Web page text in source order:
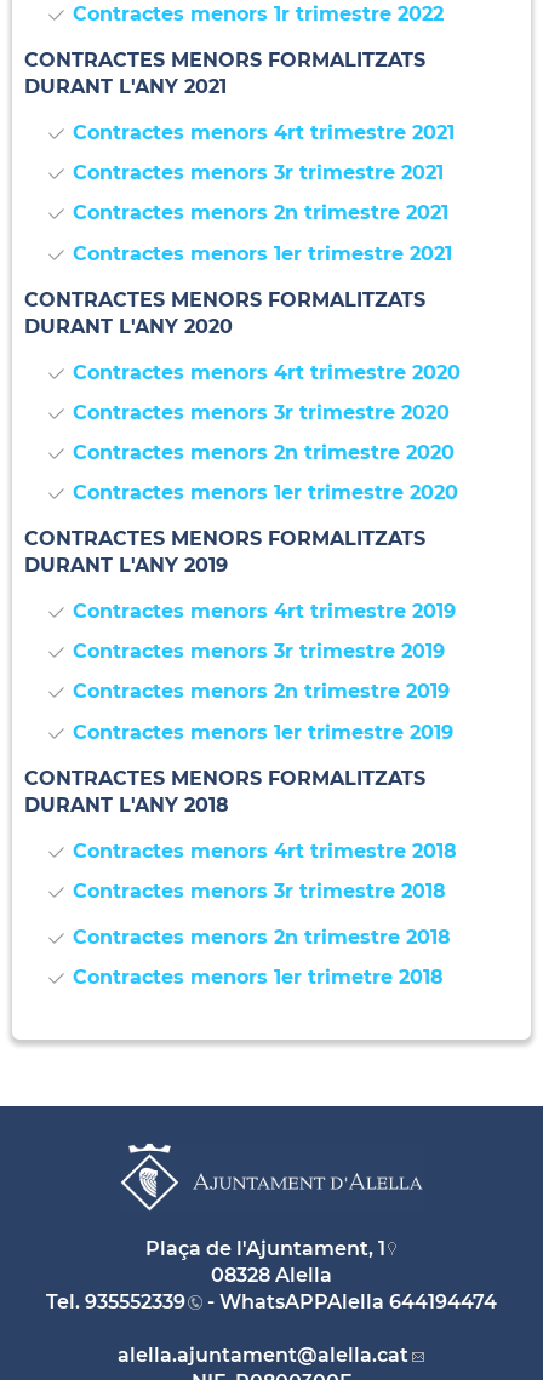
Contractes menors 1r trimestre 2022
CONTRACTES MENORS FORMALITZATS
DURANT L'ANY 2021
Contractes menors 4rt trimestre 2021
Contractes menors 3r trimestre 2021
Contractes menors 2n trimestre 2021
Contractes menors 1er trimestre 2021
CONTRACTES MENORS FORMALITZATS
DURANT L'ANY 2020
Contractes menors 4rt trimestre 2020
Contractes menors 3r trimestre 2020
Contractes menors 2n trimestre 2020
Contractes menors 1er trimestre 2020
CONTRACTES MENORS FORMALITZATS
DURANT L'ANY 2019
Contractes menors 4rt trimestre 2019
Contractes menors 3r trimestre 2019
Contractes menors 2n trimestre 2019
Contractes menors 1er trimestre 2019
CONTRACTES MENORS FORMALITZATS
DURANT L'ANY 2018
Contractes menors 4rt trimestre 2018
Contractes menors 3r trimestre 2018
Contractes menors 2n trimestre 2018
Contractes menors 1er trimetre 2018
Plaça de l'Ajuntament, 1
08328 Alella
Tel. 935552339 - WhatsAPPAlella 644194474
alella.ajuntament@alella.cat